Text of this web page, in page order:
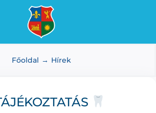
Főoldal Hírek